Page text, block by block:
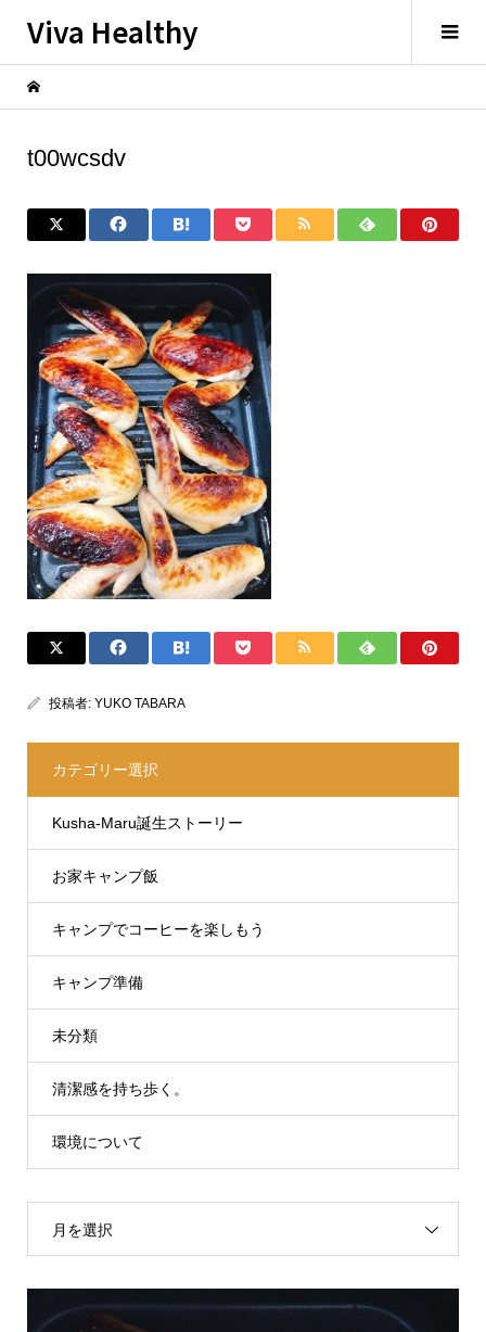
Viva Healthy
t00wcsdv
投稿者: YUKO TABARA
カテゴリー選択
Kusha-Maru誕生ストーリー
お家キャンプ飯
キャンプでコーヒーを楽しもう
キャンプ準備
未分類
清潔感を持ち歩く。
環境について
月を選択